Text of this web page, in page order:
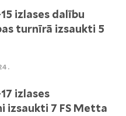
izlases dalību
turnīrā izsaukti 5
izlases
izsaukti 7 FS Metta